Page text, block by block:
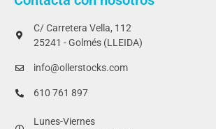
C/ Carretera Vella, 112
25241 - Golmés (LLEIDA)
info@ollerstocks.com
610 761 897
Lunes-Viernes